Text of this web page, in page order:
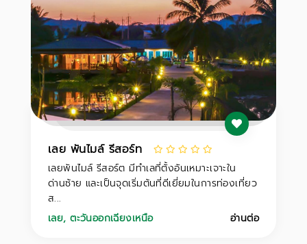
เลย พันไมล์ รีสอร์ท
เลยพันไมล์ รีสอร์ต มีทำเลที่ตั้งอันเหมาะเจาะใน
ด่านซ้าย และเป็นจุดเริ่มต้นที่ดีเยี่ยมในการท่องเที่ยว
ส...
เลย,ตะวันออกเฉียงเหนือ อ่านต่อ